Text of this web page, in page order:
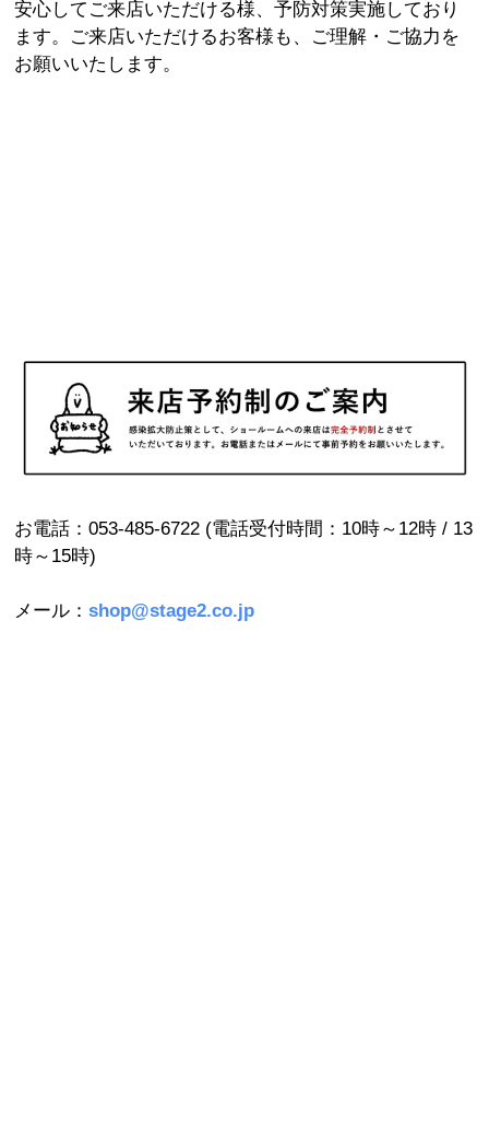
安心してご来店いただける様、予防対策実施しており
ます。ご来店いただけるお客様も、ご理解・ご協力を
お願いいたします。
お電話：053-485-6722 (電話受付時間：10時～12時 / 13
時～15時)
メール：shop@stage2.co.jp